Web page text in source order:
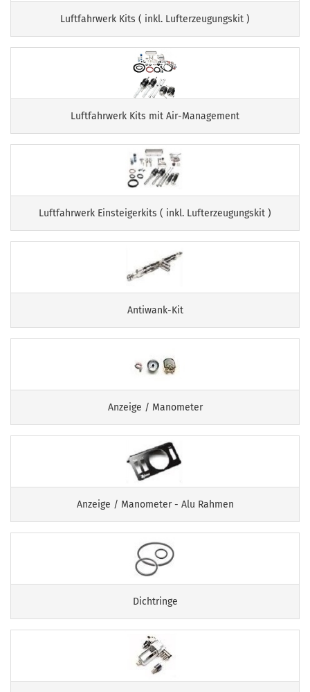
Luftfahrwerk Kits ( inkl. Lufterzeugungskit )
Luftfahrwerk Kits mit Air-Management
Luftfahrwerk Einsteigerkits ( inkl. Lufterzeugungskit )
Antiwank-Kit
Anzeige / Manometer
Anzeige / Manometer - Alu Rahmen
Dichtringe